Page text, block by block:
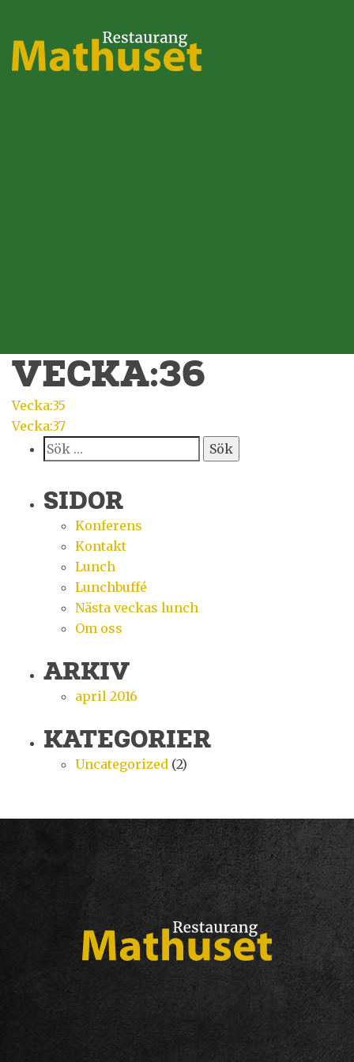
VECKA:36
INLÄGGSNAVIGERING
Vecka:35
Vecka:37
Sök
efter:
SIDOR
Konferens
Kontakt
Lunch
Lunchbuffé
Nästa veckas lunch
Om oss
ARKIV
april 2016
KATEGORIER
Uncategorized (2)